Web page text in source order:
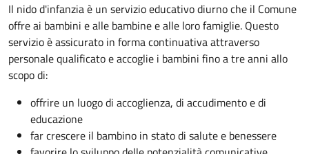
Il nido d'infanzia è un servizio educativo diurno che il Comune
offre ai bambini e alle bambine e alle loro famiglie. Questo
servizio è assicurato in forma continuativa attraverso
personale qualificato e accoglie i bambini fino a tre anni allo
scopo di:
offrire un luogo di accoglienza, di accudimento e di
educazione
far crescere il bambino in stato di salute e benessere